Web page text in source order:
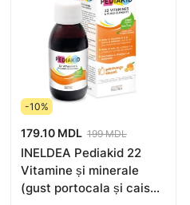
-10%
179.10 MDL 199 MDL
INELDEA Pediakid 22
Vitamine și minerale
(gust portocala și caise)